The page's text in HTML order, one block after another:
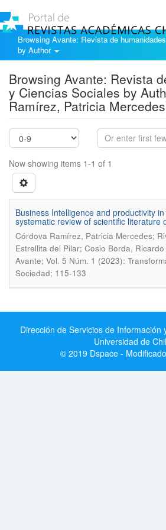
Browsing Avante: Revista de
by Author
Browsing Avante: Revista
y Ciencias Sociales by
Ramírez, Patricia
Now showing items 1-1 of 1
Business Intelligence and productivity
systematic review of scientific literature
Córdova Ramírez, Patricia Mercedes;
Estrellita del Pilar; Cosio Borda,
Avante; Vol. 5 Núm. 1 (2023):
Sociedad; 115-133
Dirección de Servicios de Información
Universidad de
© 2019 Dspace -